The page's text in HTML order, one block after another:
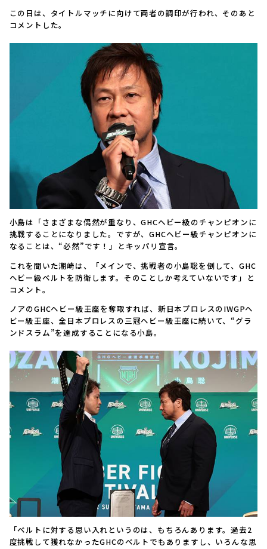
この日は、タイトルマッチに向けて両者の調印が行われ、そのあと
コメントした。
小島は「さまざまな偶然が重なり、GHCヘビー級のチャンピオンに
挑戦することになりました。ですが、GHCヘビー級チャンピオンに
なることは、“必然”です！」とキッパリ宣言。
これを聞いた潮崎は、「メインで、挑戦者の小島聡を倒して、GHC
ヘビー級ベルトを防衛します。そのことしか考えていないです」と
コメント。
ノアのGHCヘビー級王座を奪取すれば、新日本プロレスのIWGPヘ
ビー級王座、全日本プロレスの三冠ヘビー級王座に続いて、“グラ
ンドスラム”を達成することになる小島。
「ベルトに対する思い入れというのは、もちろんあります。過去2
度挑戦して獲れなかったGHCのベルトでもありますし、いろんな思